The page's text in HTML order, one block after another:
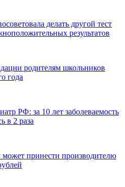
делать другой тест
результатов
родителям школьников
года
РФ: за 10 лет заболеваемость
в 2 раза
принести производителю